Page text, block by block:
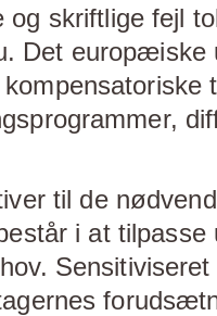
og skriftlige fejl
Det europæiske
til de
i at tilpasse